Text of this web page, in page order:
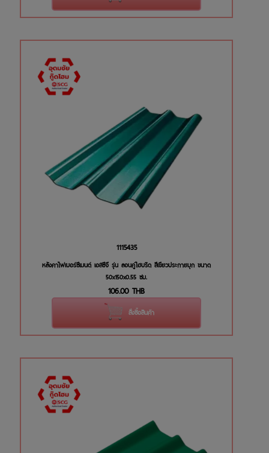
1115435
หลังคาไฟเบอร์ซีเมนต์ เอสซีจี รุ่น ลอนคู่ไฮบริด สีเขียวประกายมุก ขนาด
50x150x0.55 ซม.
106.00 THB
สั่งซื้อสินค้า